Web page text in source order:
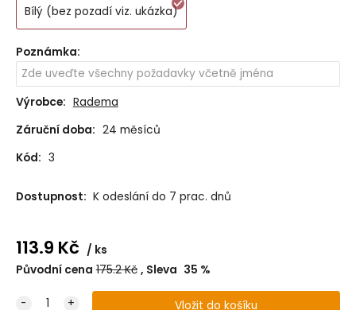
Bílý (bez pozadí viz. ukázka)
Poznámka:
Výrobce: Radema
Záruční doba: 24 měsíců
Kód: 3
Dostupnost: K odeslání do 7 prac. dnů
113.9 Kč
ks
Původní cena 175.2Kč Sleva 35 %